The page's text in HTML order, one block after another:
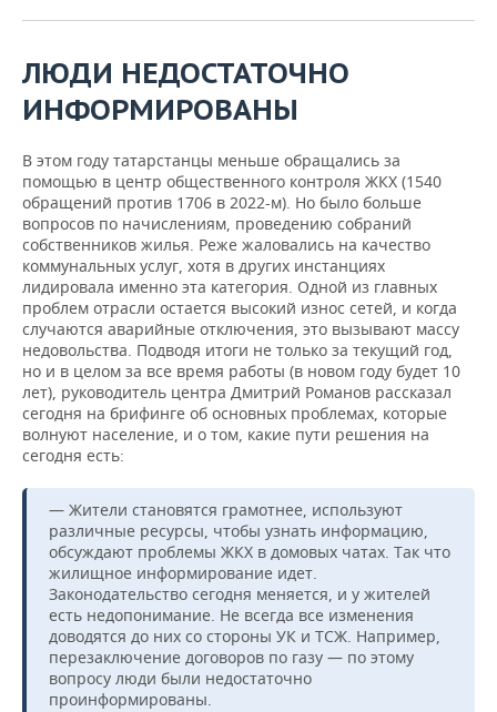
ЛЮДИ НЕДОСТАТОЧНО
ИНФОРМИРОВАНЫ
В этом году татарстанцы меньше обращались за
помощью в центр общественного контроля ЖКХ (1540
обращений против 1706 в 2022-м). Но было больше
вопросов по начислениям, проведению собраний
собственников жилья. Реже жаловались на качество
коммунальных услуг, хотя в других инстанциях
лидировала именно эта категория. Одной из главных
проблем отрасли остается высокий износ сетей, и когда
случаются аварийные отключения, это вызывают массу
недовольства. Подводя итоги не только за текущий год,
но и в целом за все время работы (в новом году будет 10
лет), руководитель центра Дмитрий Романов рассказал
сегодня на брифинге об основных проблемах, которые
волнуют население, и о том, какие пути решения на
сегодня есть:
— Жители становятся грамотнее, используют
различные ресурсы, чтобы узнать информацию,
обсуждают проблемы ЖКХ в домовых чатах. Так что
жилищное информирование идет.
Законодательство сегодня меняется, и у жителей
есть недопонимание. Не всегда все изменения
доводятся до них со стороны УК и ТСЖ. Например,
перезаключение договоров по газу — по этому
вопросу люди были недостаточно
проинформированы.